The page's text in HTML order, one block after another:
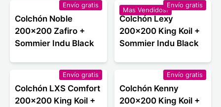
Envío gratis
Colchón Noble
200x200 Zafiro +
Sommier Indu Black
Mas Vendidos!
Envío gratis
Colchón Lexy
200x200 King Koil +
Sommier Indu Black
Envío gratis
Colchón LXS Comfort
200x200 King Koil +
Envío gratis
Colchón Kenny
200x200 King Koil +